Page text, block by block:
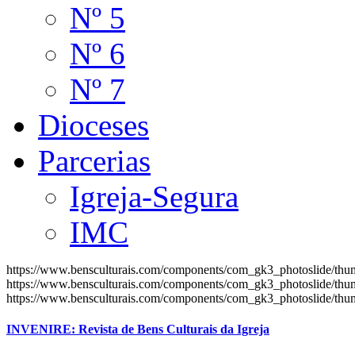
Nº 5
Nº 6
Nº 7
Dioceses
Parcerias
Igreja-Segura
IMC
https://www.bensculturais.com/components/com_gk3_photoslide/
https://www.bensculturais.com/components/com_gk3_photoslide/
https://www.bensculturais.com/components/com_gk3_photoslide/
INVENIRE: Revista de Bens Culturais da Igreja